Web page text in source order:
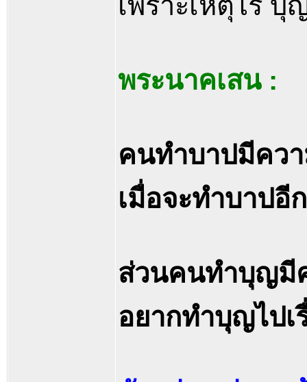
พระนาคเสน :
คนทำบาปมีคว
เมื่อจะทำบาปอี
ส่วนคนทำบุญมี
อยากทำบุญไปเ